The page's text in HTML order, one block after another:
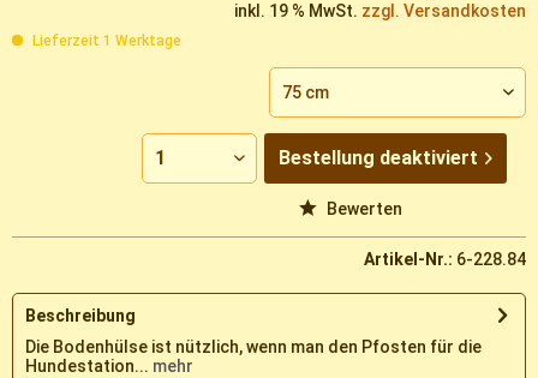
inkl. 19 % MwSt. zzgl. Versandkosten
Lieferzeit 1 Werktage
Bestellung deaktiviert
Bewerten
Artikel-Nr.: 6-228.84
Beschreibung
Die Bodenhülse ist nützlich, wenn man den Pfosten für die
Hundestation... mehr